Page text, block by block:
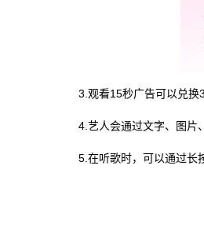
3.观看15秒广告可以兑换
4.艺人会通过文字、图片
5.在听歌时，可以通过长